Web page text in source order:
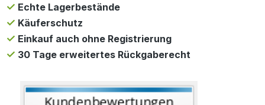
Echte Lagerbestände
Käuferschutz
Einkauf auch ohne Registrierung
30 Tage erweitertes Rückgaberecht